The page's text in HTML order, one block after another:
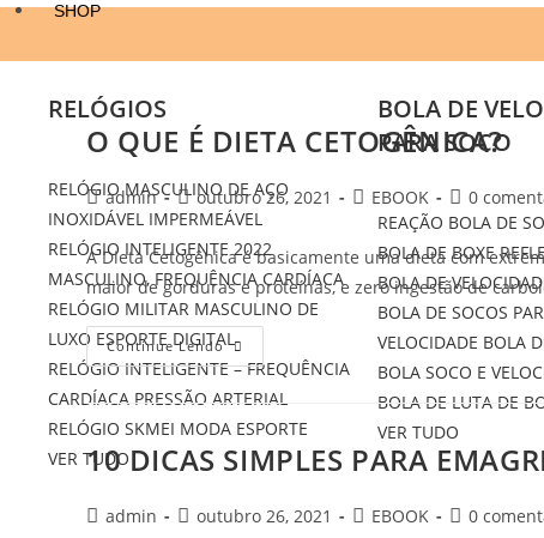
SHOP
RELÓGIOS
RELÓGIO MASCULINO DE AÇO
INOXIDÁVEL IMPERMEÁVEL
RELÓGIO INTELIGENTE 2022
MASCULINO, FREQUÊNCIA CARDÍACA
RELÓGIO MILITAR MASCULINO DE
LUXO ESPORTE DIGITAL
RELÓGIO INTELIGENTE – FREQUÊNCIA
CARDÍACA PRESSÃO ARTERIAL
RELÓGIO SKMEI MODA ESPORTE
VER TUDO
BOLA DE
PARA SOCO
REAÇÃO BOLA DE
BOLA DE BOXE
BOLA DE
BOLA DE SOCOS
VELOCIDADE BOLA
BOLA SOCO E
BOLA DE LUTA DE
VER TUDO
O QUE É DIETA CETOGÊNICA?
admin outubro 26, 2021 EBOOK 0
A Dieta Cetogênica é basicamente uma dieta com
maior de gorduras e proteínas, e zero ingestão de
Continue Lendo
10 DICAS SIMPLES PARA
admin outubro 26, 2021 EBOOK 0